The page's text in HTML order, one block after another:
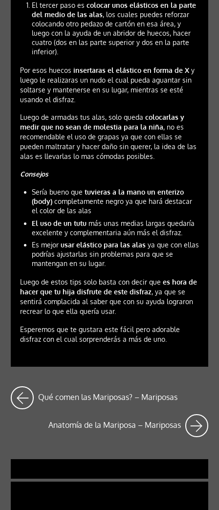
El tercer paso es colocar unos elásticos en la parte
del medio de las alas, los cuales puedes reforzar
colocando otro pedazo de cartón en esa área, y
luego con la ayuda de un abridor de huecos, hacer
cuatro (dos en las parte superior y dos en la parte
inferior).
Por esos huecos insertaras el elástico en forma de Xy
luego le realizaras un nudo el cual pueda aguantar sin
soltarse y mantenerse en su lugar, mientras se esté
usando el disfraz.
Luego de armadas tus alas, solo queda colocarlas y
medir que no sean de molestia para la niña, no es
recomendable el uso de grapas ya que con ellas se
pueden maltratar y hacer daño sin querer, la idea de las
alas es llevarlas lo mas cómodas posibles.
Consejos
Sería bueno que tuvieras a la mano un enterizo
(body)completamente negro ya que hará destacar
el color de las alas
El uso de un tutumás unas medias largas quedaría
excelente y complementaria aún más el disfraz.
Es mejor usar elástico para las alasya que con ellas
podrías ajustarlas sin problemas para que se
mantengan en su lugar.
Luego de estos tips solo basta con decir que es hora de
hacer que tu hija disfrute de este disfraz, ya que se
sentirá complacida al saber que con su ayuda lograron
recrear lo que ella quería usar.
Esperemos que te gustara este fácil pero adorable
disfraz con el cual sorprenderás a más de uno.
Qué comen las Mariposas? – Mariposas
Anatomía de la Mariposa – Mariposas